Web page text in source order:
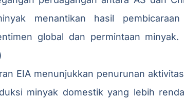
menantikan hasil
global dan permintaan minyak.
EIA menunjukkan penurunan
minyak domestik yang lebih